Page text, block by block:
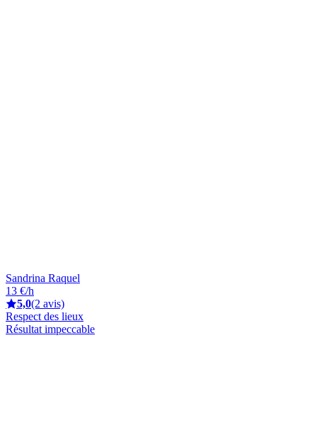
Sandrina Raquel
13 €/h
5,0(2 avis)
Respect des lieux
Résultat impeccable